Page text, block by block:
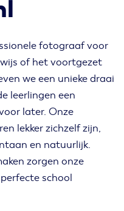
fotograaf voor
of het voortgezet
we een unieke draai
leerlingen een
later. Onze
lekker zichzelf zijn,
en natuurlijk.
zorgen onze
school